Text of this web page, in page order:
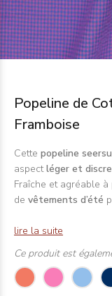
Popeline de
Framboise
Cette popeline
aspectléger et
Fraîche et agréable
de vêtements d’été
lire la suite
Ce produit est